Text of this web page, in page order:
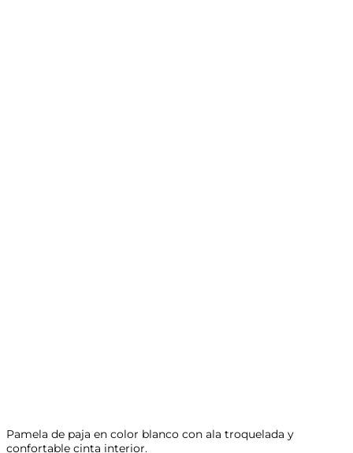
Pamela de paja en color blanco con ala troquelada y
confortable cinta interior.